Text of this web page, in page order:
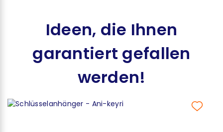
Ideen, die Ihnen
garantiert gefallen
werden!